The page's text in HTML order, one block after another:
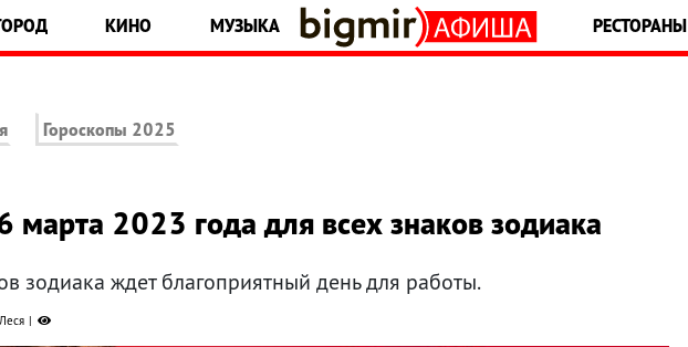
КИНО МУЗЫКА РЕСТОРАНЫ
Гороскопы 2025
марта 2023 года для всех знаков зодиака
зодиака ждет благоприятный день для работы.